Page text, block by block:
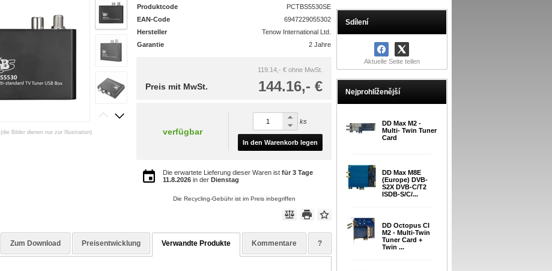
Sdílení
Aktuelle Seite teilen
Nejprohlíženější
DD Max M2 -
Multi- Twin Tuner
Card
DD Max M8E
(Europe) DVB-
S2X DVB-C/T2
ISDB-S/C/...
DD Octopus CI
M2 - Multi-Twin
Tuner Card +
Twin ...
(die Bilder dienen nur zur Illustration)
Produktcode
PCTBS5530SE
EAN-Code
6947229055302
Hersteller
Tenow International Ltd.
Garantie
2 Jahre
119.14,- € ohne MwSt.
144.16,- €
Preis mit MwSt.
verfügbar
ks
In den Warenkorb legen
Die erwartete Lieferung dieser Waren istfür 3 Tage
11.8.2026 in derDienstag
Die Recycling-Gebühr ist im Preis inbegriffen
Zum Download Preisentwicklung Verwandte Produkte Kommentare ?